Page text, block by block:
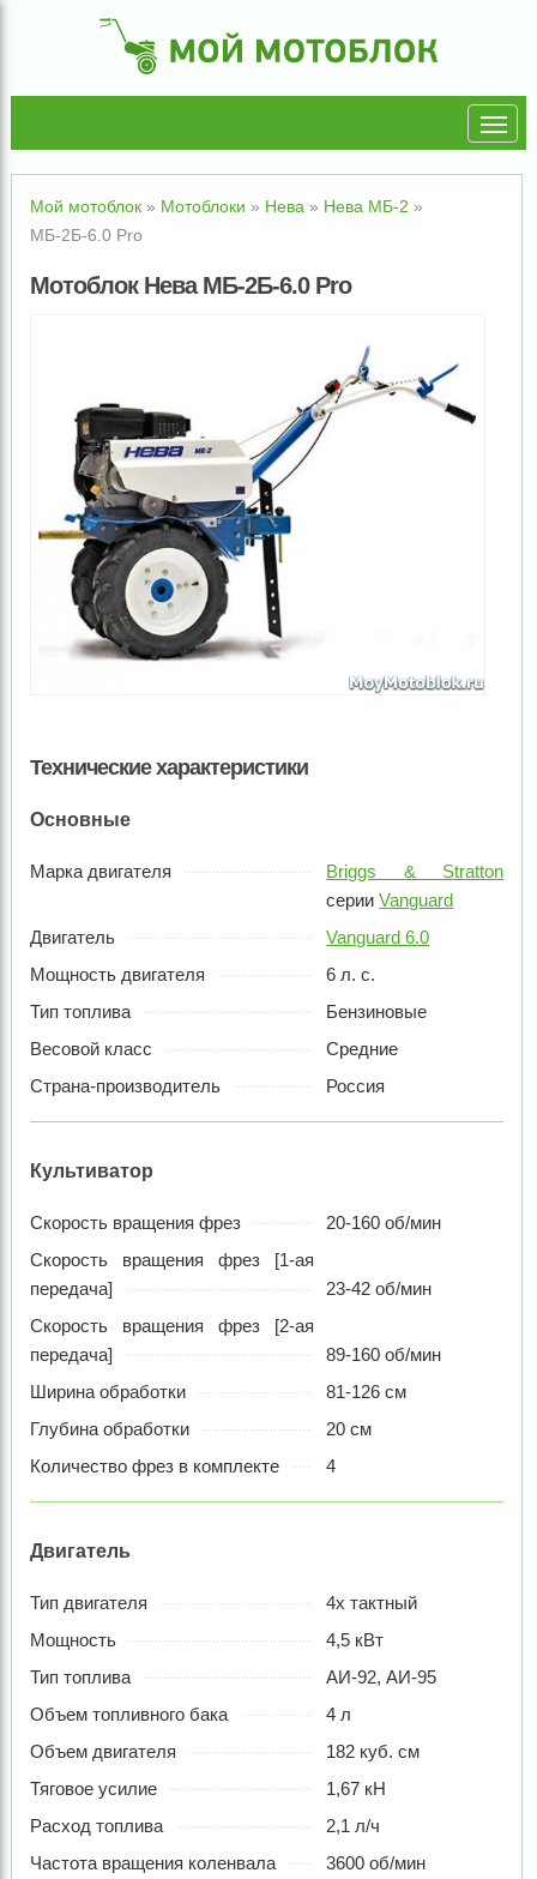
Мой мотоблок» Мотоблоки » Нева» Нева МБ-2 »
МБ-2Б-6.0 Pro
Мотоблок Нева МБ-2Б-6.0 Pro
Технические характеристики
Основные
Марка двигателя
Briggs & Stratton
серииVanguard
Двигатель
Vanguard 6.0
Мощность двигателя
6 л. с.
Тип топлива
Бензиновые
Весовой класс
Средние
Страна-производитель
Россия
Культиватор
Скорость вращения фрез
20-160 об/мин
Скорость вращения фрез [1-ая
передача]
23-42 об/мин
Скорость вращения фрез [2-ая
передача]
89-160 об/мин
Ширина обработки
81-126 см
Глубина обработки
20 см
Количество фрез в комплекте
4
Двигатель
Тип двигателя
4х тактный
Мощность
4,5 кВт
Тип топлива
АИ-92, АИ-95
Объем топливного бака
4 л
Объем двигателя
182 куб. см
Тяговое усилие
1,67 кН
Расход топлива
2,1 л/ч
Частота вращения коленвала
3600 об/мин